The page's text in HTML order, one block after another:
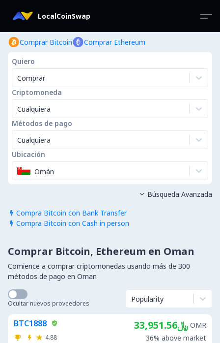
LocalCoinSwap
Comprar Bitcoin Comprar Ethereum
Quiero
Comprar
Criptomoneda
Cualquiera
Métodos de pago
Cualquiera
Ubicación
Omán
 Compra Bitcoin con Bank Transfer
 Compra Bitcoin con Cash in person
 Búsqueda Avanzada
Comprar Bitcoin, Ethereum en Oman
Comience a comprar criptomonedas usando más de 300
métodos de pago en Oman
Ocultar nuevos proveedores Popularity
BTC1888
4.88
﷼33,951.56 OMR
36% above market